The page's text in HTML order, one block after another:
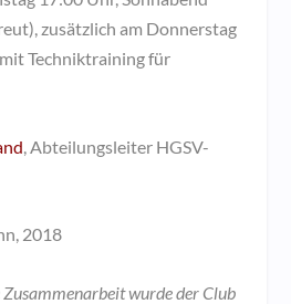
zusätzlich am Donnerstag
Techniktraining für
, Abteilungsleiter HGSV-
2018
wurde der Club